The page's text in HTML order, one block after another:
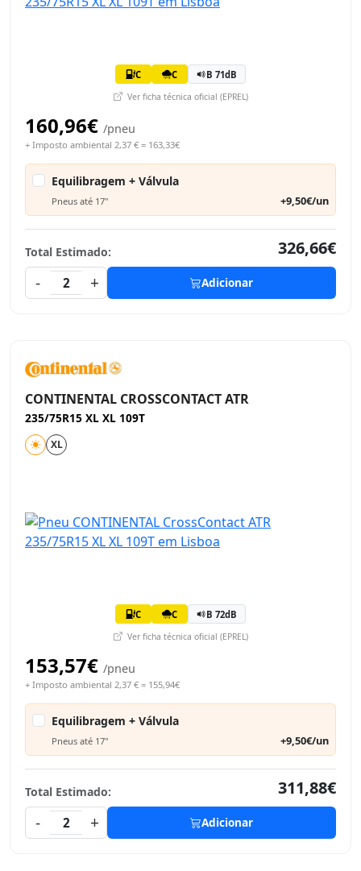
C C B 71dB
Ver ficha técnica oficial (EPREL)
160,96€ /pneu
+ Imposto ambiental 2,37 € = 163,33€
Equilibragem + Válvula
Pneus até 17" +9,50€/un
Total Estimado:
326,66€
-
2 + Adicionar
CONTINENTAL CROSSCONTACT ATR
235/75R15 XL XL 109T
XL
C C B 72dB
Ver ficha técnica oficial (EPREL)
153,57€ /pneu
+ Imposto ambiental 2,37 € = 155,94€
Equilibragem + Válvula
Pneus até 17" +9,50€/un
Total Estimado:
311,88€
-
2 + Adicionar